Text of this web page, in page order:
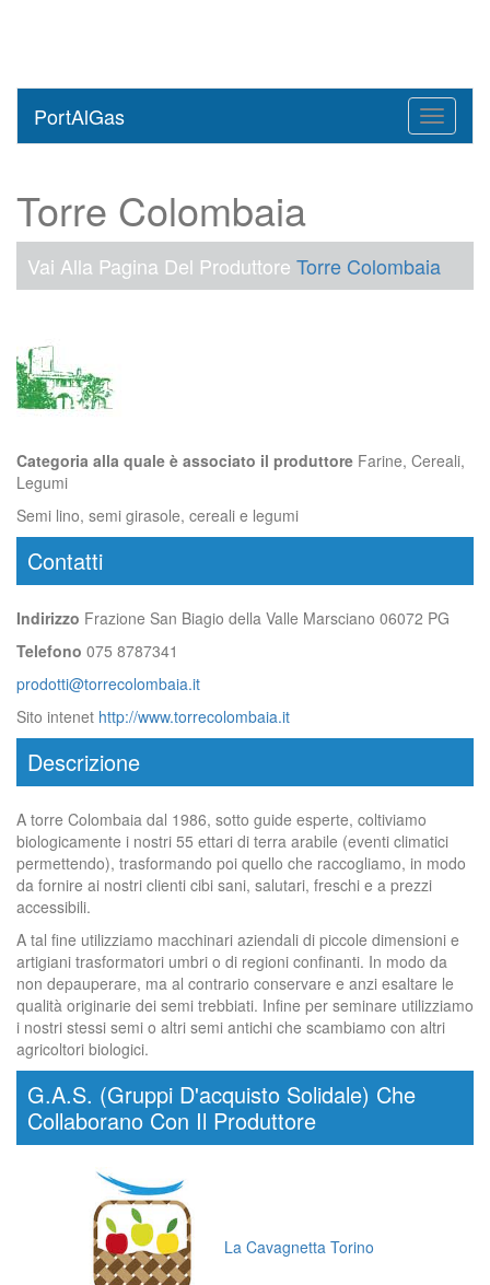
Toggle
PortAlGas
Torre Colombaia
Vai Alla Pagina Del Produttore Torre Colombaia
Categoria alla quale è associato il produttore Farine, Cereali,
Legumi
Semi lino, semi girasole, cereali e legumi
Contatti
Indirizzo Frazione San Biagio della Valle Marsciano 06072 PG
Telefono 075 8787341
prodotti@torrecolombaia.it
Sito intenet http://www.torrecolombaia.it
Descrizione
A torre Colombaia dal 1986, sotto guide esperte, coltiviamo
biologicamente i nostri 55 ettari di terra arabile (eventi climatici
permettendo), trasformando poi quello che raccogliamo, in modo
da fornire ai nostri clienti cibi sani, salutari, freschi e a prezzi
accessibili.
A tal fine utilizziamo macchinari aziendali di piccole dimensioni e
artigiani trasformatori umbri o di regioni confinanti. In modo da
non depauperare, ma al contrario conservare e anzi esaltare le
qualità originarie dei semi trebbiati. Infine per seminare utilizziamo
i nostri stessi semi o altri semi antichi che scambiamo con altri
agricoltori biologici.
G.A.S. (Gruppi D'acquisto Solidale) Che
Collaborano Con Il Produttore
La Cavagnetta Torino